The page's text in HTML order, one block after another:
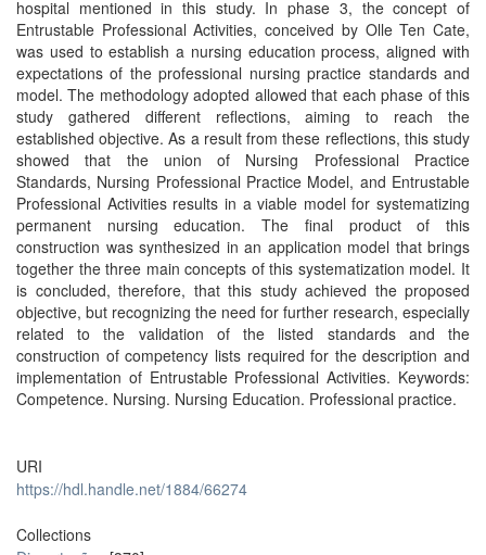
hospital mentioned in this study. In phase 3, the concept of
Entrustable Professional Activities, conceived by Olle Ten Cate,
was used to establish a nursing education process, aligned with
expectations of the professional nursing practice standards and
model. The methodology adopted allowed that each phase of this
study gathered different reflections, aiming to reach the
established objective. As a result from these reflections, this study
showed that the union of Nursing Professional Practice
Standards, Nursing Professional Practice Model, and Entrustable
Professional Activities results in a viable model for systematizing
permanent nursing education. The final product of this
construction was synthesized in an application model that brings
together the three main concepts of this systematization model. It
is concluded, therefore, that this study achieved the proposed
objective, but recognizing the need for further research, especially
related to the validation of the listed standards and the
construction of competency lists required for the description and
implementation of Entrustable Professional Activities. Keywords:
Competence. Nursing. Nursing Education. Professional practice.
URI
https://hdl.handle.net/1884/66274
Collections